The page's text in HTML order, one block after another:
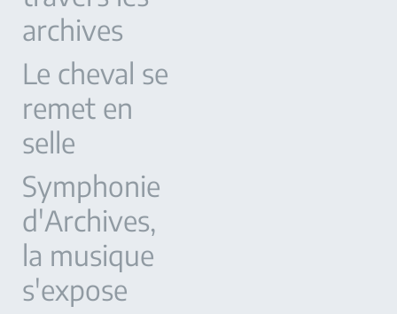
archives
Le cheval se
remet en
selle
Symphonie
d'Archives,
la musique
s'expose